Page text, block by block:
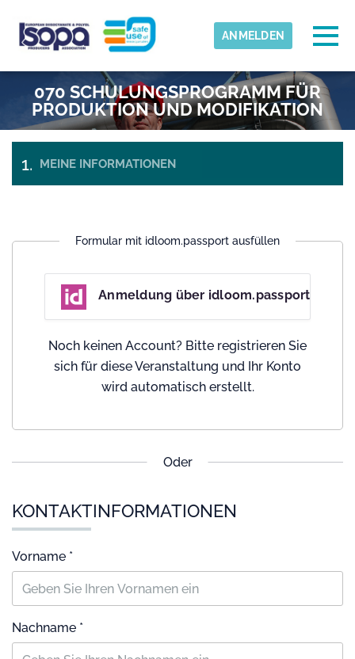
ANMELDEN
ISOPA-AISBL
070 SCHULUNGSPROGRAMM FÜR
PRODUKTION UND MODIFIKATION
MEINE INFORMATIONEN
Formular mit idloom.passport ausfüllen
Anmeldung über idloom.passport
Noch keinen Account? Bitte registrieren Sie
sich für diese Veranstaltung und Ihr Konto
wird automatisch erstellt.
Oder
KONTAKTINFORMATIONEN
Vorname *
Nachname *
OK